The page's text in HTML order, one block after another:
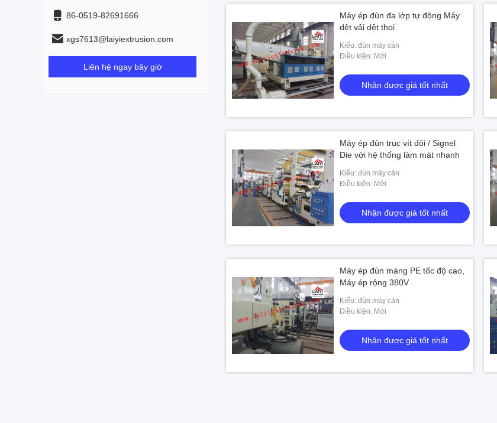
86-0519-82691666
xgs7613@laiyiextrusion.com
Liên hệ ngay bây giờ
Máy ép đùn đa lớp tự động Máy
dệt vải dệt thoi
Kiểu: đùn máy cán
Điều kiện: Mới
Nhận được giá tốt nhất
Máy ép đùn trục vít đôi / Signel
Die với hệ thống làm mát nhanh
Kiểu: đùn máy cán
Điều kiện: Mới
Nhận được giá tốt nhất
Máy ép đùn màng PE tốc độ cao,
Máy ép rộng 380V
Kiểu: đùn máy cán
Điều kiện: Mới
Nhận được giá tốt nhất